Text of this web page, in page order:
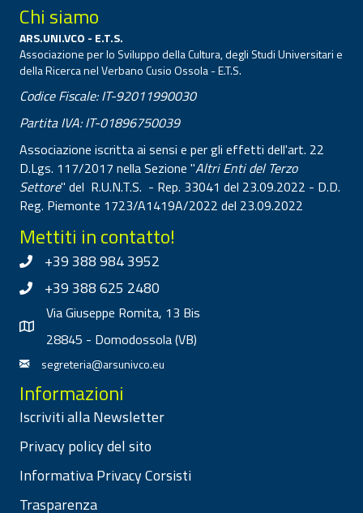
Chi siamo
ARS.UNI.VCO - E.T.S.
Associazione per lo Sviluppo della Cultura, degli Studi Universitari e
della Ricerca nel Verbano Cusio Ossola - E.T.S.
Codice Fiscale: IT-92011990030
Partita IVA: IT-01896750039
Associazione iscritta ai sensi e per gli effetti dell'art. 22
D.Lgs. 117/2017 nella Sezione "Altri Enti del Terzo
Settore" del R.U.N.T.S. - Rep. 33041 del 23.09.2022 - D.D.
Reg. Piemonte 1723/A1419A/2022 del 23.09.2022
Mettiti in contatto!
+39 388 984 3952
+39 388 625 2480
Via Giuseppe Romita, 13 Bis
28845 - Domodossola (VB)
segreteria@arsunivco.eu
Informazioni
Iscriviti alla Newsletter
Privacy policy del sito
Informativa Privacy Corsisti
Trasparenza